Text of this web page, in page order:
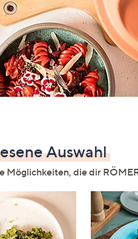
Auswahl
Möglichkeiten, die dir